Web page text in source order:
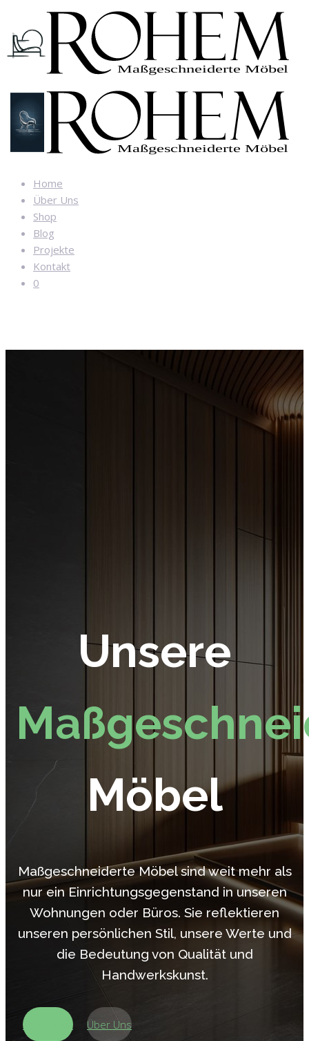
Home
Über Uns
Shop
Blog
Projekte
Kontakt
0
Unsere
Möbel
Maßgeschneiderte Möbel sind weit mehr als
nur ein Einrichtungsgegenstand in unseren
Wohnungen oder Büros. Sie reflektieren
unseren persönlichen Stil, unsere Werte und
die Bedeutung von Qualität und
Handwerkskunst.
Shop Now! Über Uns